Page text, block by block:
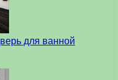
для ванной